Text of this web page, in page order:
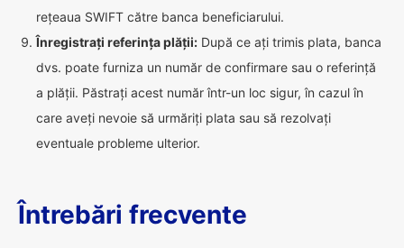
rețeaua SWIFT către banca beneficiarului.
Înregistrați referința plății: După ce ați trimis plata, banca
dvs. poate furniza un număr de confirmare sau o referință
a plății. Păstrați acest număr într-un loc sigur, în cazul în
care aveți nevoie să urmăriți plata sau să rezolvați
eventuale probleme ulterior.
Întrebări frecvente